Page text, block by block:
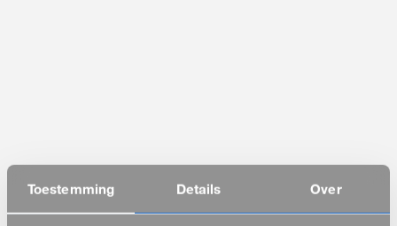
Toestemming Details Over